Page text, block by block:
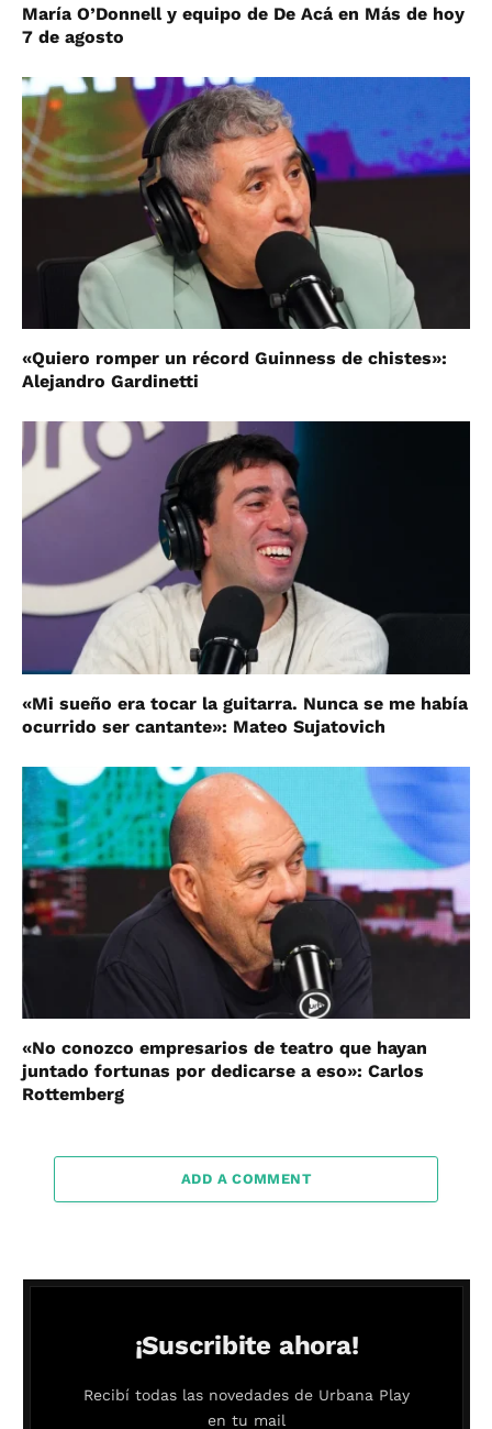
María O’Donnell y equipo de De Acá en Más de hoy
7 de agosto
«Quiero romper un récord Guinness de chistes»:
Alejandro Gardinetti
«Mi sueño era tocar la guitarra. Nunca se me había
ocurrido ser cantante»: Mateo Sujatovich
«No conozco empresarios de teatro que hayan
juntado fortunas por dedicarse a eso»: Carlos
Rottemberg
ADD A COMMENT
¡Suscribite ahora!
Recibí todas las novedades de Urbana Play
en tu mail